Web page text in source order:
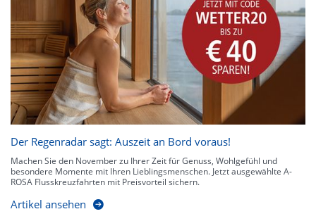
Der Regenradar sagt: Auszeit an Bord voraus!
Machen Sie den November zu Ihrer Zeit für Genuss, Wohlgefühl und
besondere Momente mit Ihren Lieblingsmenschen. Jetzt ausgewählte A-
ROSA Flusskreuzfahrten mit Preisvorteil sichern.
Artikel ansehen